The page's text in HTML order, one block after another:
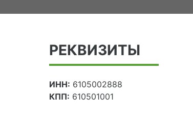
РЕКВИЗИТЫ
ИНН: 6105002888
КПП: 610501001